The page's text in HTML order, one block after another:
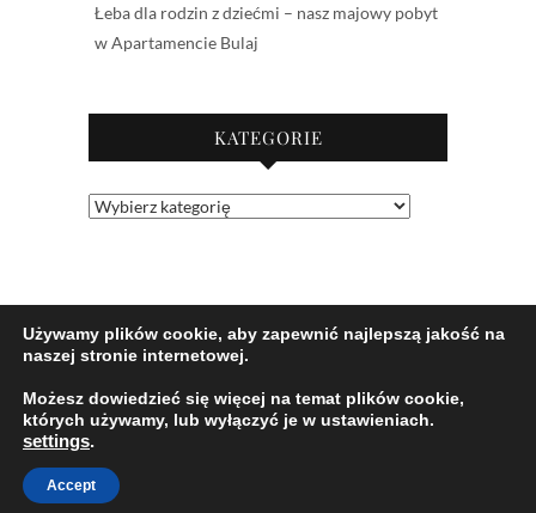
Łeba dla rodzin z dziećmi – nasz majowy pobyt
w Apartamencie Bulaj
KATEGORIE
Kategorie
lifestylowy
Używamy plików cookie, aby zapewnić najlepszą jakość na
naszej stronie internetowej.
Możesz dowiedzieć się więcej na temat plików cookie,
których używamy, lub wyłączyć je w ustawieniach.
settings.
Accept